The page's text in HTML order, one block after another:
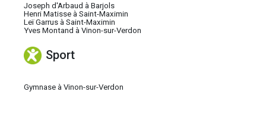
Joseph d'Arbaud à Barjols
Henri Matisse à Saint-Maximin
Leï Garrus à Saint-Maximin
Yves Montand à Vinon-sur-Verdon
Sport
Gymnase à Vinon-sur-Verdon